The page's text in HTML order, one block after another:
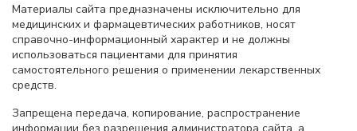
Материалы сайта предназначены исключительно для
медицинских и фармацевтических работников, носят
справочно-информационный характер и не должны
использоваться пациентами для принятия
самостоятельного решения о применении лекарственных
средств.
Запрещена передача, копирование, распространение
информации без разрешения администратора сайта, а